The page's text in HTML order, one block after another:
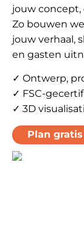
jouw concept,
Zo bouwen
jouw verhaal,
en gasten
✓ Ontwerp,
✓ FSC-
✓ 3D
Plan